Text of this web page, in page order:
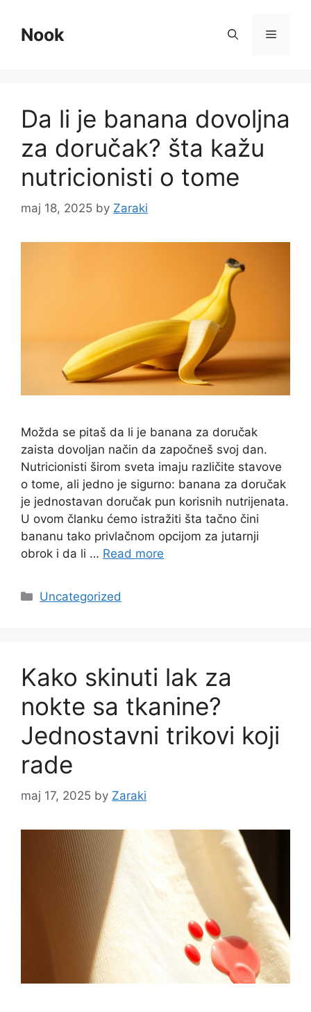
contentNook Menu
Da li je banana dovoljna
za doručak? šta kažu
nutricionisti o tome
maj 18, 2025 by Zaraki
Možda se pitaš da li je banana za doručak
zaista dovoljan način da započneš svoj dan.
Nutricionisti širom sveta imaju različite stavove
o tome, ali jedno je sigurno: banana za doručak
je jednostavan doručak pun korisnih nutrijenata.
U ovom članku ćemo istražiti šta tačno čini
bananu tako privlačnom opcijom za jutarnji
obrok i da li … Read more
Categories
Uncategorized
Kako skinuti lak za
nokte sa tkanine?
Jednostavni trikovi koji
rade
maj 17, 2025 by Zaraki